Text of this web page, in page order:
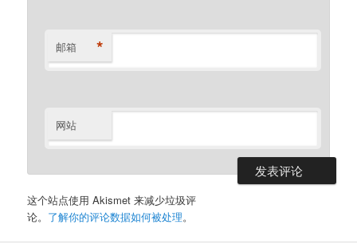
邮箱 *
网站
这个站点使用 Akismet 来减少垃圾评
论。 了解你的评论数据如何被处理。